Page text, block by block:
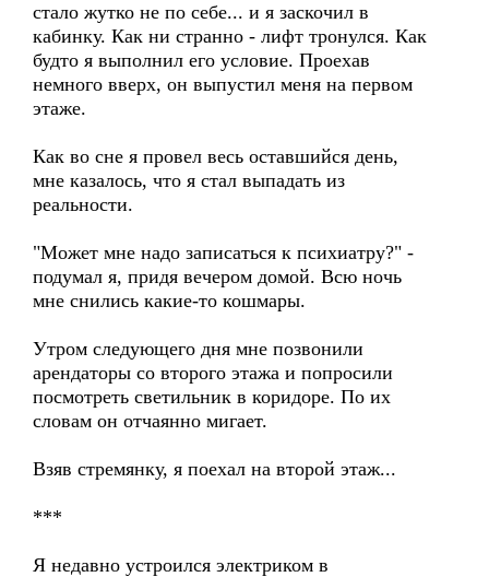
стало жутко не по себе... и я заскочил в
кабинку. Как ни странно - лифт тронулся. Как
будто я выполнил его условие. Проехав
немного вверх, он выпустил меня на первом
этаже.
Как во сне я провел весь оставшийся день,
мне казалось, что я стал выпадать из
реальности.
"Может мне надо записаться к психиатру?" -
подумал я, придя вечером домой. Всю ночь
мне снились какие-то кошмары.
Утром следующего дня мне позвонили
арендаторы со второго этажа и попросили
посмотреть светильник в коридоре. По их
словам он отчаянно мигает.
Взяв стремянку, я поехал на второй этаж...
***
Я недавно устроился электриком в